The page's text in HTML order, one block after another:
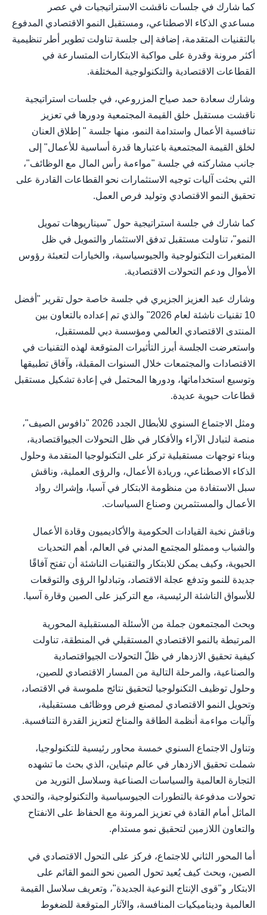
كما شارك في جلسات ناقشت الاستراتيجيات في عصر
مساعدي الذكاء الاصطناعي، ومستقبل النمو الاقتصادي المدفوع
بالتقنيات المتقدمة، إضافة إلى جلسة تناولت تطوير أطر تنظيمية
أكثر مرونة وقدرة على مواكبة الابتكارات المتسارعة في
القطاعات الاقتصادية والتكنولوجية المختلفة.
وشارك سعادة حمد صياح المزروعي، في جلسات استراتيجية
ناقشت مستقبل خلق القيمة المجتمعية ودورها في تعزيز
تنافسية الأعمال واستدامة النمو، منها جلسة " إطلاق العنان
لخلق القيمة المجتمعية باعتبارها قدرة أساسية للأعمال" إلى
جانب مشاركته في جلسة "مواءمة رأس المال مع الوظائف"،
التي بحثت آليات توجيه الاستثمارات نحو القطاعات القادرة على
تحقيق النمو الاقتصادي وتوليد فرص العمل.
كما شارك في جلسة استراتيجية حول "سيناريوهات تمويل
النمو"، تناولت مستقبل تدفق الاستثمار والتمويل في ظل
المتغيرات التكنولوجية والجيوسياسية، والخيارات لتعبئة رؤوس
الأموال ودعم التحولات الاقتصادية.
وشارك عبد العزيز الجزيري في جلسة خاصة حول تقرير "أفضل
10 تقنيات ناشئة لعام 2026" والذي تم إعداده بالتعاون بين
المنتدى الاقتصادي العالمي ومؤسسة دبي للمستقبل،
واستعرضت الجلسة أبرز التأثيرات المتوقعة لهذه التقنيات في
الاقتصادات والمجتمعات خلال السنوات المقبلة، وآفاق تطبيقها
وتوسيع استخداماتها، ودورها المحتمل في إعادة تشكيل مستقبل
قطاعات حيوية عديدة.
ومثل الاجتماع السنوي للأبطال الجدد 2026 "دافوس الصيف"،
منصة لتبادل الآراء والأفكار في ظل التحولات الجيواقتصادية،
وبناء توجهات مستقبلية تركز على التكنولوجيا المتقدمة وحلول
الذكاء الاصطناعي، وريادة الأعمال، والرؤى العملية، وناقش
سبل الاستفادة من منظومة الابتكار في آسيا، وإشراك رواد
الأعمال والمستثمرين وصناع السياسات.
وناقش نخبة القيادات الحكومية والأكاديميون وقادة الأعمال
والشباب وممثلو المجتمع المدني في العالم، أهم التحديات
الحيوية، وكيف يمكن للابتكار والتقنيات الناشئة أن تفتح آفاقًا
جديدة للنمو وتدفع عجلة الاقتصاد، وتبادلوا الرؤى والتوقعات
للأسواق الناشئة الرئيسية، مع التركيز على الصين وقارة آسيا.
وبحث المجتمعون جملة من الأسئلة المستقبلية المحورية
المرتبطة بالنمو الاقتصادي المستقبلي في المنطقة، تناولت
كيفية تحقيق الازدهار في ظلّ التحولات الجيواقتصادية
والصناعية، والمرحلة التالية من المسار الاقتصادي للصين،
وحلول توظيف التكنولوجيا لتحقيق نتائج ملموسة في الاقتصاد،
وتحويل النمو الاقتصادي لمصنع فرص ووظائف مستقبلية،
وآليات مواءمة أنظمة الطاقة والمناخ لتعزيز القدرة التنافسية.
وتناول الاجتماع السنوي خمسة محاور رئيسية للتكنولوجيا،
شملت تحقيق الازدهار في عالم متباين، الذي بحث ما تشهده
التجارة العالمية والسياسات الصناعية وسلاسل التوريد من
تحولات مدفوعة بالتطورات الجيوسياسية والتكنولوجية، والتحدي
الماثل أمام القادة في تعزيز المرونة مع الحفاظ على الانفتاح
والتعاون اللازمين لتحقيق نمو مستدام.
أما المحور الثاني للاجتماع، فركز على التحول الاقتصادي في
الصين، وبحث كيف يُعيد تحول الصين نحو النمو القائم على
الابتكار و"قوى الإنتاج النوعية الجديدة"، وتعريف سلاسل القيمة
العالمية وديناميكيات المنافسة، والآثار المتوقعة للضغوط